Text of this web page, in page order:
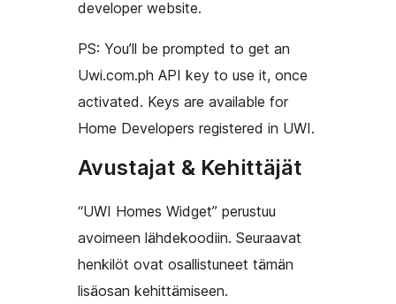
developer website.
PS: You’ll be prompted to get an
Uwi.com.ph API key to use it, once
activated. Keys are available for
Home Developers registered in UWI.
Avustajat & Kehittäjät
“UWI Homes Widget” perustuu
avoimeen lähdekoodiin. Seuraavat
henkilöt ovat osallistuneet tämän
lisäosan kehittämiseen.